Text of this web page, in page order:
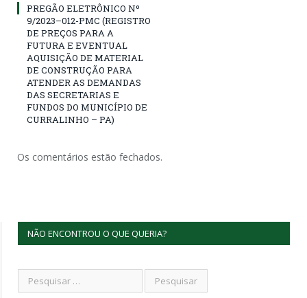
PREGÃO ELETRÔNICO Nº
9/2023–012-PMC (REGISTRO
DE PREÇOS PARA A
FUTURA E EVENTUAL
AQUISIÇÃO DE MATERIAL
DE CONSTRUÇÃO PARA
ATENDER AS DEMANDAS
DAS SECRETARIAS E
FUNDOS DO MUNICÍPIO DE
CURRALINHO – PA)
Os comentários estão fechados.
NÃO ENCONTROU O QUE QUERIA?